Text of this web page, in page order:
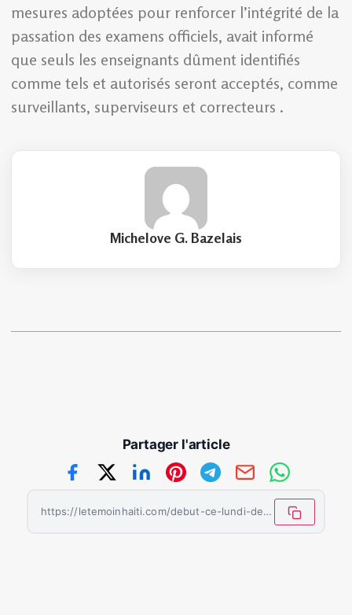
mesures adoptées pour renforcer l’intégrité de la
passation des examens officiels, avait informé
que seuls les enseignants dûment identifiés
comme tels et autorisés seront acceptés, comme
surveillants, superviseurs et correcteurs .
Michelove G. Bazelais
Partager l'article
https://letemoinhaiti.com/debut-ce-lundi-des-examens-de-la-9e-annee-fondamentale/